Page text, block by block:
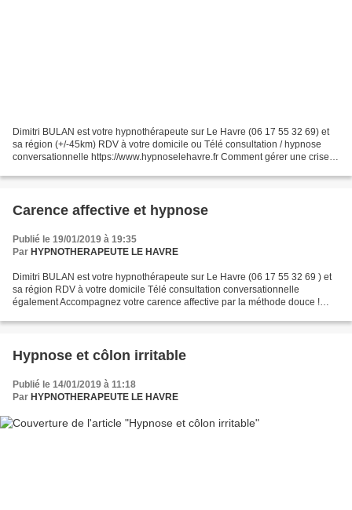
Dimitri BULAN est votre hypnothérapeute sur Le Havre (06 17 55 32 69) et
sa région (+/-45km) RDV à votre domicile ou Télé consultation / hypnose
conversationnelle https://www.hypnoselehavre.fr Comment gérer une crise
Carence affective et hypnose
Publié le 19/01/2019 à 19:35
Par HYPNOTHERAPEUTE LE HAVRE
Dimitri BULAN est votre hypnothérapeute sur Le Havre (06 17 55 32 69 ) et
sa région RDV à votre domicile Télé consultation conversationnelle
également Accompagnez votre carence affective par la méthode douce !
Hypnose et côlon irritable
Publié le 14/01/2019 à 11:18
Par HYPNOTHERAPEUTE LE HAVRE